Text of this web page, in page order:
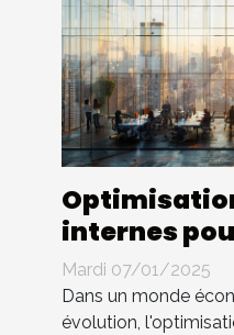
internes
croissance
Mardi 07/01/2025
Dans un monde
évolution,